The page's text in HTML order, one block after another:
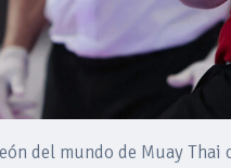
del mundo de Muay